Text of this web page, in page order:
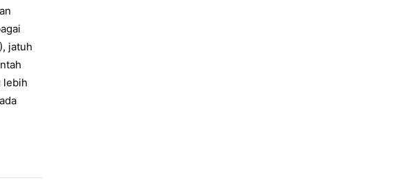
jatuh
lebih